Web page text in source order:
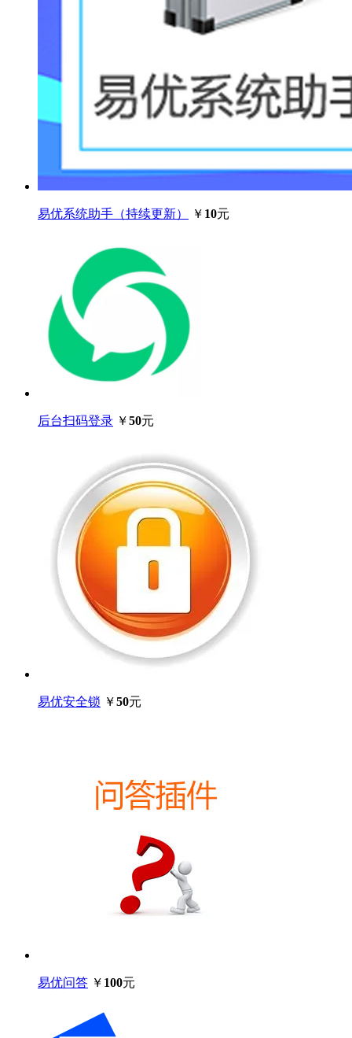
易优系统助手（持续更新） ￥ 10元
后台扫码登录 ￥50元
易优安全锁 ￥50元
易优问答 ￥ 100元